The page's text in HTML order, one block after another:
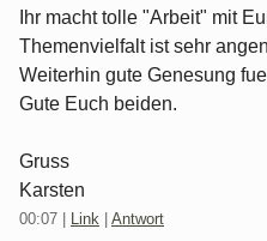
Ihr macht tolle "Arbeit" mit
Themenvielfalt ist sehr
Weiterhin gute Genesung
Gute Euch beiden.
Gruss
Karsten
00:07 Link Antwort